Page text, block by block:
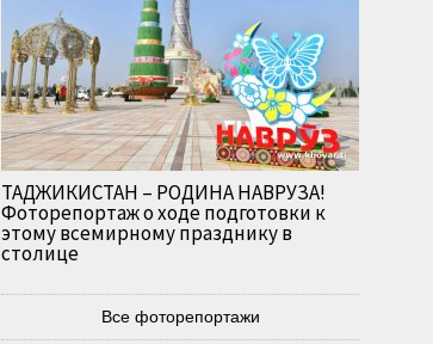
ТАДЖИКИСТАН – РОДИНА НАВРУЗА!
Фоторепортаж о ходе подготовки к
этому всемирному празднику в
столице
Все фоторепортажи